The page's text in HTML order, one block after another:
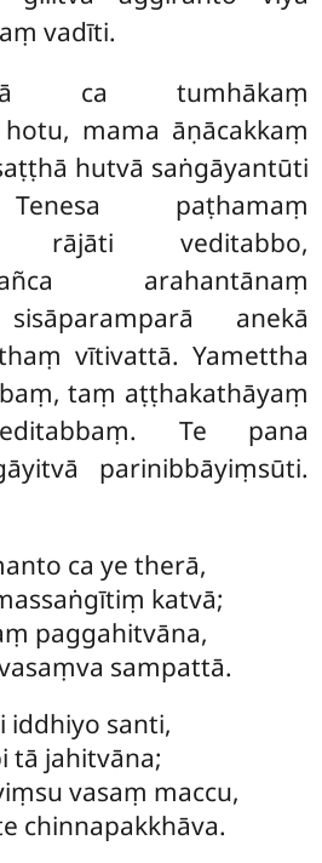
vadīti.
ca tumhākaṃ
mama āṇācakkaṃ
hutvā saṅgāyantūti
paṭhamaṃ
rājāti veditabbo,
arahantānaṃ
anekā
vītivattā. Yamettha
taṃ aṭṭhakathāyaṃ
Te pana
parinibbāyiṃsūti.
ca ye therā,
katvā;
paggahitvāna,
sampattā.
iddhiyo santi,
tā jahitvāna;
vasaṃ maccu,
chinnapakkhāva.